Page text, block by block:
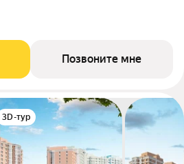
Позвоните мне
3D-тур